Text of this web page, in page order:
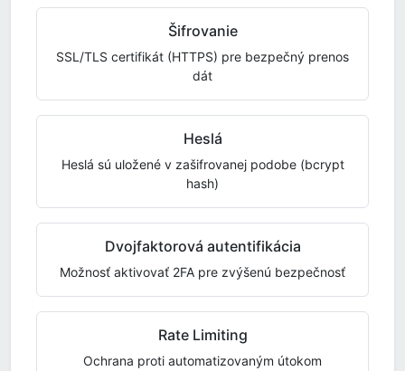
Šifrovanie
SSL/TLS certifikát (HTTPS) pre bezpečný prenos
dát
Heslá
Heslá sú uložené v zašifrovanej podobe (bcrypt
hash)
Dvojfaktorová autentifikácia
Možnosť aktivovať 2FA pre zvýšenú bezpečnosť
Rate Limiting
Ochrana proti automatizovaným útokom